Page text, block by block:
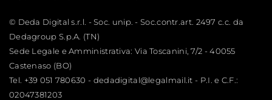
© Deda Digital s.r.l. - Soc. unip. - Soc.contr.art. 2497 c.c. da
Dedagroup S.p.A. (TN)
Sede Legale e Amministrativa: Via Toscanini, 7/2 - 40055
Castenaso (BO)
Tel. +39 051 780630 - dedadigital@legalmail.it - P.I. e C.F.:
02047381203